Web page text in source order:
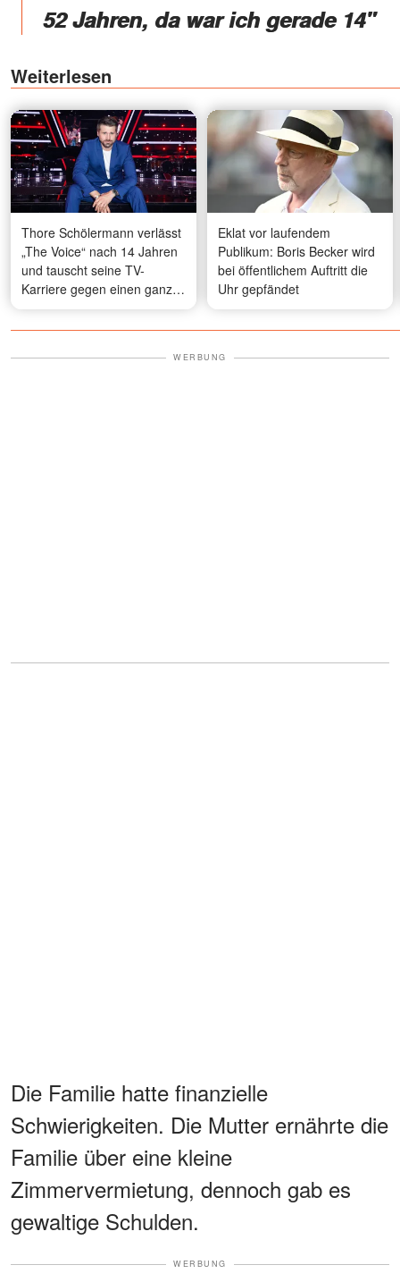
52 Jahren, da war ich gerade 14"
Weiterlesen
Thore Schölermann verlässt
„The Voice“ nach 14 Jahren
und tauscht seine TV-
Karriere gegen einen ganz
normalen Job ein
Eklat vor laufendem
Publikum: Boris Becker wird
bei öffentlichem Auftritt die
Uhr gepfändet
WERBUNG
Die Familie hatte finanzielle
Schwierigkeiten. Die Mutter ernährte die
Familie über eine kleine
Zimmervermietung, dennoch gab es
gewaltige Schulden.
WERBUNG